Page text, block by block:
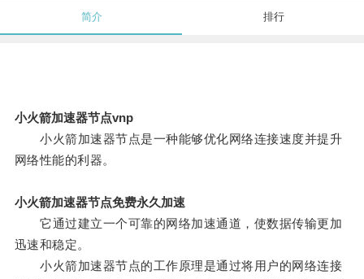
简介 排行
小火箭加速器节点vnp
小火箭加速器节点是一种能够优化网络连接速度并提升
网络性能的利器。
小火箭加速器节点免费永久加速
它通过建立一个可靠的网络加速通道，使数据传输更加
迅速和稳定。
小火箭加速器节点的工作原理是通过将用户的网络连接